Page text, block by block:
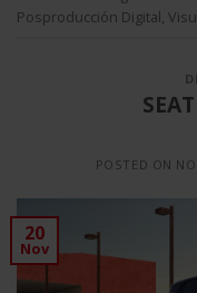
Posproducción Digital,
POSTED ON
20
Nov